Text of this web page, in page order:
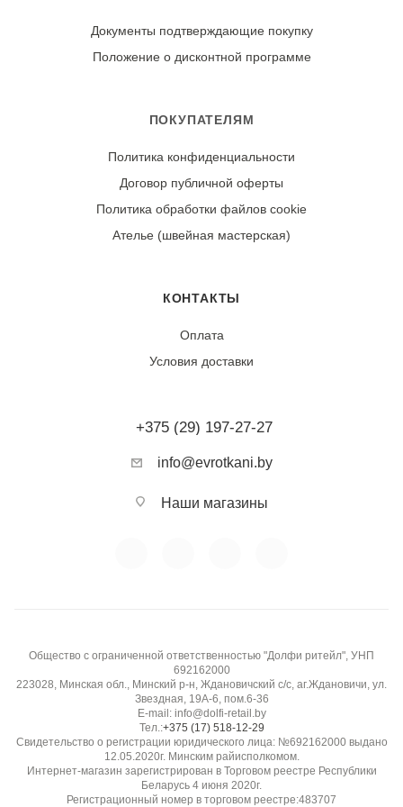
Гладьте с изнаночной стороны утюгом, установив
температуру для шелка.
Ткань может дать усадку 3-5% после первой стирки.
стойкость цвета и сохранение структуры.
Документы подтверждающие покупку
Положение о дисконтной программе
ПОКУПАТЕЛЯМ
Политика конфиденциальности
Договор публичной оферты
Политика обработки файлов cookie
Ателье (швейная мастерская)
КОНТАКТЫ
Оплата
Условия доставки
+375 (29) 197-27-27
info@evrotkani.by
Наши магазины
Общество с ограниченной ответственностью "Долфи ритейл", УНП
692162000
223028, Минская обл., Минский р-н, Ждановичский с/с, аг.Ждановичи, ул.
Звездная, 19А-6, пом.6-36
E-mail: info@dolfi-retail.by
Тел.:+375 (17) 518-12-29
Свидетельство о регистрации юридического лица: №692162000 выдано
12.05.2020г. Минским райисполкомом.
Интернет-магазин зарегистрирован в Торговом реестре Республики
Беларусь 4 июня 2020г.
Регистрационный номер в торговом реестре:483707